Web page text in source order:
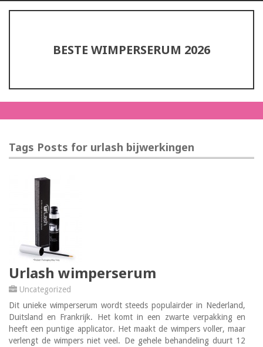
BESTE WIMPERSERUM 2026
Tags Posts for urlash bijwerkingen
Urlash wimperserum
Uncategorized
Dit unieke wimperserum wordt steeds populairder in Nederland,
Duitsland en Frankrijk. Het komt in een zwarte verpakking en
heeft een puntige applicator. Het maakt de wimpers voller, maar
verlengt de wimpers niet veel. De gehele behandeling duurt 12